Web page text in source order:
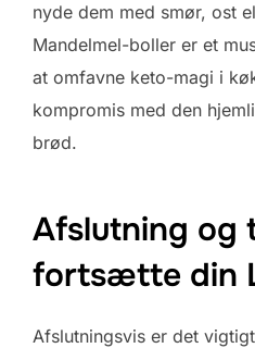
nyde dem med smør, ost
Mandelmel-boller er et
at omfavne keto-magi i
kompromis med den
brød.
Afslutning og
fortsætte din
Afslutningsvis er det